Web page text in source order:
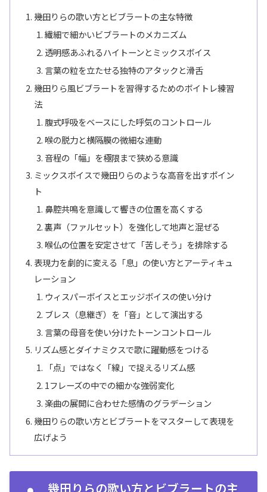
幾田りらの歌い方とビブラートの主な特徴
繊細で細かいビブラートのメカニズム
透明感あふれるハイトーンとミックスボイス
言葉の粒を立たせる独特のアタックと滑舌
幾田りら風ビブラートを習得するためのボイトレ練習
法
腹式呼吸をベースにした呼気のコントロール
喉の脱力と横隔膜の微細な連動
音程の「幅」を極限まで狭める意識
ミックスボイスで幾田りらのような高音を出すポイン
ト
鼻腔共鳴を意識して響きの位置を高くする
裏声（ファルセット）を強化して地声と混ぜる
喉仏の位置を安定させて「苦しそう」を排除する
表現力を劇的に変える「息」の使い方とアーティキュ
レーション
ウィスパーボイスとエッジボイスの使い分け
ブレス（息継ぎ）を「音」として演出する
言葉の母音を使い分けたトーンコントロール
リズム感とダイナミクスで歌に躍動感をつける
「点」ではなく「線」で捉えるリズム感
1フレーズの中での細かな強弱変化
楽曲の展開に合わせた感情のグラデーション
幾田りらの歌い方とビブラートをマスターして表現を
広げよう
幾田りらの歌い方とビブラートの主